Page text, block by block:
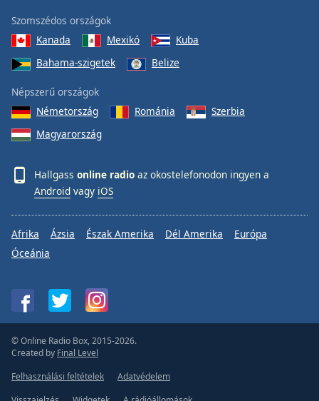
Szomszédos országok
Kanada
Mexikó
Kuba
Bahama-szigetek
Belize
Népszerű országok
Németország
Románia
Szerbia
Magyarország
Hallgass online radio az okostelefonodon ingyen a
Android vagy iOS
Afrika Ázsia Észak Amerika Dél Amerika
Európa
Óceánia
© Online Radio Box, 2015-2026.
Created by Final Level
Felhasználási feltételek
Adatvédelem